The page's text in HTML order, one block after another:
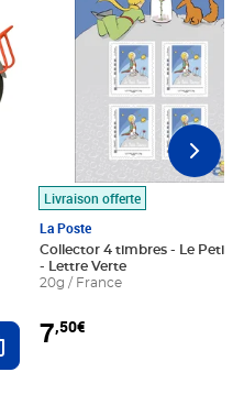
Ajouter au panier
Livraison offerte
La Poste
Collector 4 timbres - Le Petit
- Lettre Verte
20g / France
7,50€